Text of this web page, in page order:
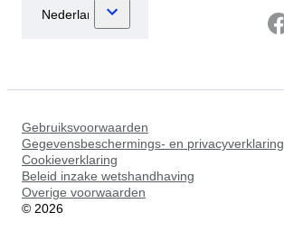
Gebruiksvoorwaarden
Gegevensbeschermings- en privacyverklaring
Cookieverklaring
Beleid inzake wetshandhaving
Overige voorwaarden
© 2026